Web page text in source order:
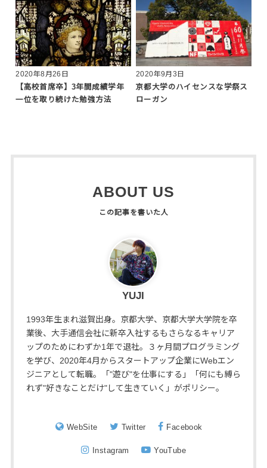
2020年8月26日
【高校首席卒】3年間成績学年
一位を取り続けた勉強方法
2020年9月3日
京都大学のハイセンスな学祭ス
ローガン
ABOUT US
YUJI
1993年生まれ滋賀出身。京都大学、京都大学大学院を卒
業後、大手通信会社に新卒入社するもさらなるキャリア
ップのためにわずか1年で退社。３ヶ月間プログラミング
を学び、2020年4月からスタートアップ企業にWebエン
ジニアとして転職。「"遊び"を仕事にする」「何にも縛ら
れず"好きなことだけ"して生きていく」がポリシー。
WebSite Twitter Facebook
Instagram YouTube